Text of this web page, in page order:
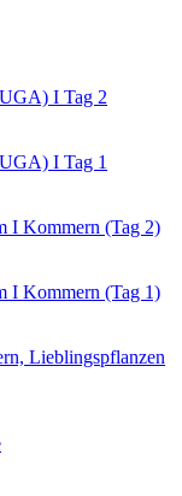
I Tag 2
I Tag 1
I Kommern (Tag 2)
I Kommern (Tag 1)
Lieblingspflanzen